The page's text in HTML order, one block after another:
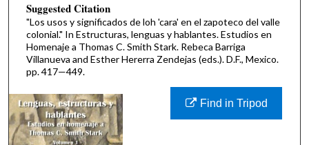
Suggested Citation
"Los usos y significados de loh 'cara' en el zapoteco del valle
colonial." In Estructuras, lenguas y hablantes. Estudios en
Homenaje a Thomas C. Smith Stark. Rebeca Barriga
Villanueva and Esther Hererra Zendejas (eds.). D.F., Mexico.
pp. 417—449.
Find in Tripod